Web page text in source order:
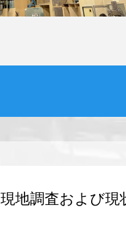
現地調査および現